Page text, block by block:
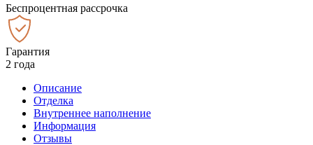
Беспроцентная рассрочка
Гарантия
2 года
Описание
Отделка
Внутреннее наполнение
Информация
Отзывы